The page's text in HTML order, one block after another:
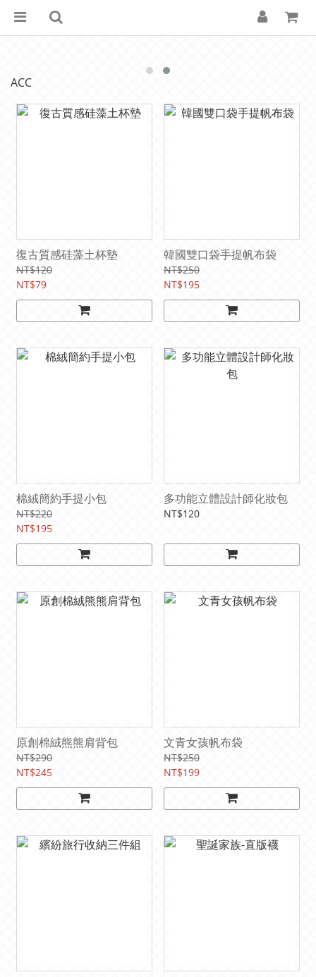
ACC
復古質感硅藻土杯墊
NT$120
NT$79
韓國雙口袋手提帆布袋
NT$250
NT$195
棉絨簡約手提小包
NT$220
NT$195
多功能立體設計師化妝包
NT$120
原創棉絨熊熊肩背包
NT$290
NT$245
文青女孩帆布袋
NT$250
NT$199